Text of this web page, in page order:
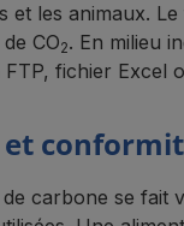
et les animaux.
CO2. En milieu
fichier Excel
de carbone se